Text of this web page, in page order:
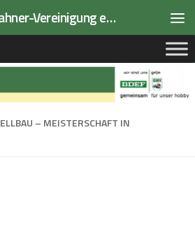
Sächsische Modellbahner-Vereinigung e.V.
– MEISTERSCHAFT IN